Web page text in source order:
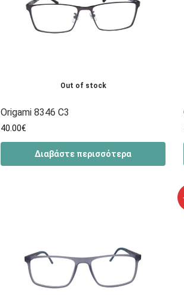
Out of stock
Origami 8346 C3
40.00€
Διαβάστε περισσότερα